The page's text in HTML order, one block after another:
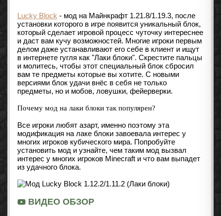
Lucky Block - мод на Майнкрафт 1.21.8/1.19.3, после
установки которого в игре появится уникальный блок,
который сделает игровой процесс чуточку интереснее
и даст вам кучу возможностей. Многие игроки первым
делом даже устанавливают его себе в клиент и ищут
в интернете гугля как "Лаки блоки". Скрестите пальцы
и молитесь, чтобы этот специальный блок сбросил
вам те предметы которые вы хотите. С новыми
версиями блок удачи внёс в себя не только
предметы, но и мобов, ловушки, фейерверки.
Почему мод на лаки блоки так популярен?
Все игроки любят азарт, именно поэтому эта
модификация на лаке блоки завоевала интерес у
многих игроков кубического мира. Попробуйте
установить мод и узнайте, чем таким мод вызвал
интерес у многих игроков Minecraft и что вам выпадет
из удачного блока.
ВИДЕО ОБЗОР